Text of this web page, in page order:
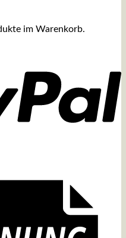
im Warenkorb.